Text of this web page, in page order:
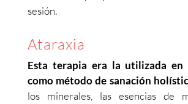
sesión.
Ataraxia
Esta terapia era la utilizada
como método de sanación
los minerales, las esencias de